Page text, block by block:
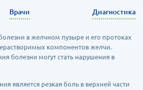
Врачи Диагностика
в желчном пузыре и его протоках
компонентов желчи.
болезни могут стать нарушения в
является резкая боль в верхней части